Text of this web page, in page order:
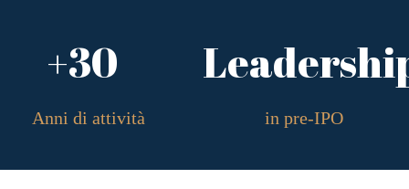
+30
in pre-IPO
Anni di attività